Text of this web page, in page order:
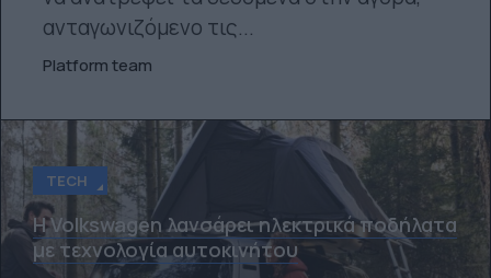
ανταγωνιζόμενο τις...
Platform team
TECH
Η Volkswagen λανσάρει ηλεκτρικά ποδήλατα
με τεχνολογία αυτοκινήτου